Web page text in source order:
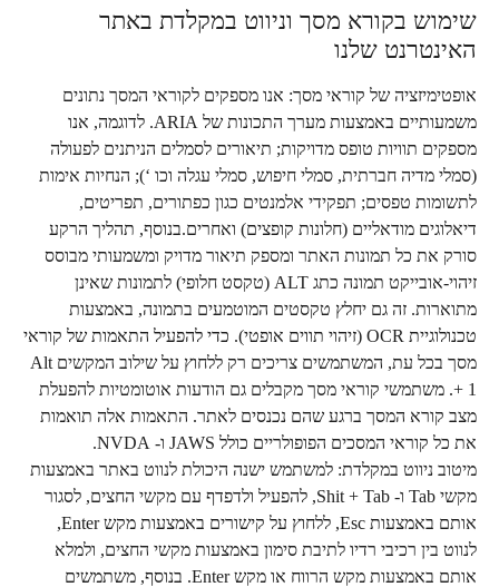
שימוש בקורא מסך וניווט במקלדת באתר
האינטרנט שלנו
אופטימיזציה של קוראי מסך: אנו מספקים לקוראי המסך נתונים
משמעותיים באמצעות מערך התכונות של ARIA. לדוגמה, אנו
מספקים תוויות טופס מדויקות; תיאורים לסמלים הניתנים לפעולה
(סמלי מדיה חברתית, סמלי חיפוש, סמלי עגלה וכו ‘); הנחיות אימות
לתשומות טפסים; תפקידי אלמנטים כגון כפתורים, תפריטים,
דיאלוגים מודאליים (חלונות קופצים) ואחרים.בנוסף, תהליך הרקע
סורק את כל תמונות האתר ומספק תיאור מדויק ומשמעותי מבוסס
זיהוי-אובייקט תמונה כתג ALT (טקסט חלופי) לתמונות שאינן
מתוארות. זה גם יחלץ טקסטים המוטמעים בתמונה, באמצעות
טכנולוגיית OCR (זיהוי תווים אופטי). כדי להפעיל התאמות של קוראי
מסך בכל עת, המשתמשים צריכים רק ללחוץ על שילוב המקשים Alt
+ 1. משתמשי קוראי מסך מקבלים גם הודעות אוטומטיות להפעלת
מצב קורא המסך ברגע שהם נכנסים לאתר. התאמות אלה תואמות
את כל קוראי המסכים הפופולריים כולל JAWS ו- NVDA.
מיטוב ניווט במקלדת: למשתמש ישנה היכולת לנווט באתר באמצעות
מקשי Tab ו- Shit + Tab, להפעיל ולדפדף עם מקשי החצים, לסגור
אותם באמצעות Esc, ללחוץ על קישורים באמצעות מקש Enter,
לנווט בין רכיבי רדיו לתיבת סימון באמצעות מקשי החצים, ולמלא
אותם באמצעות מקש הרווח או מקש Enter. בנוסף, משתמשים